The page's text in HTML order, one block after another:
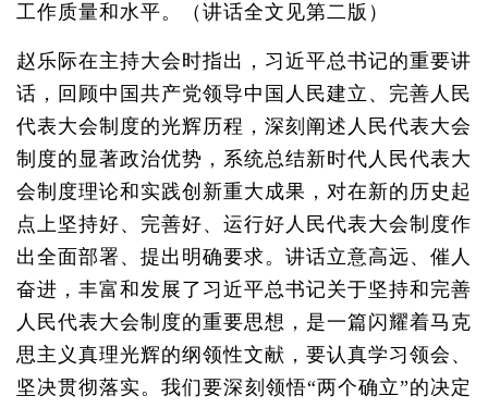
工作质量和水平。（讲话全文见第二版）
赵乐际在主持大会时指出，习近平总书记的重要讲
话，回顾中国共产党领导中国人民建立、完善人民
代表大会制度的光辉历程，深刻阐述人民代表大会
制度的显著政治优势，系统总结新时代人民代表大
会制度理论和实践创新重大成果，对在新的历史起
点上坚持好、完善好、运行好人民代表大会制度作
出全面部署、提出明确要求。讲话立意高远、催人
奋进，丰富和发展了习近平总书记关于坚持和完善
人民代表大会制度的重要思想，是一篇闪耀着马克
思主义真理光辉的纲领性文献，要认真学习领会、
坚决贯彻落实。我们要深刻领悟“两个确立”的决定